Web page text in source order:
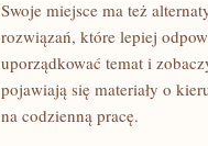
Swoje miejsce ma też
rozwiązań, które lepiej
uporządkować temat i
pojawiają się materiały o
na codzienną pracę.